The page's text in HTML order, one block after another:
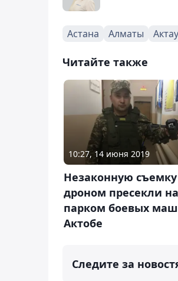
Астана Алматы Актау
Читайте также
10:27, 14 июня 2019
Незаконную съемку
дроном пресекли
парком боевых
Актобе
Следите за